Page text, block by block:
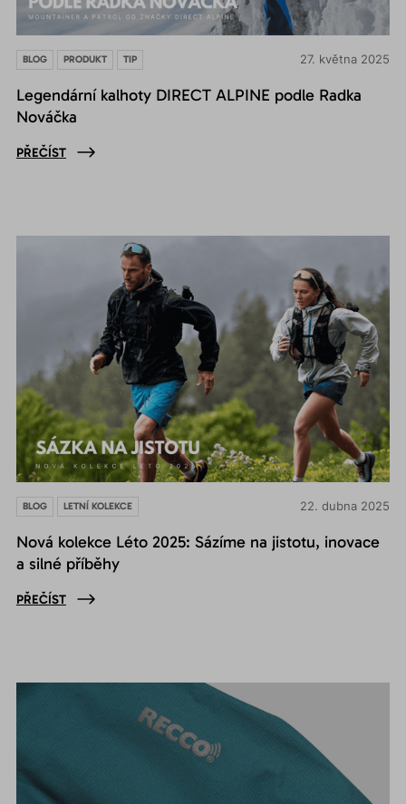
27. května 2025
BLOG PRODUKT TIP
Legendární kalhoty DIRECT ALPINE podle Radka
Nováčka
PŘEČÍST
22. dubna 2025
BLOG LETNÍ KOLEKCE
Nová kolekce Léto 2025: Sázíme na jistotu, inovace
a silné příběhy
PŘEČÍST